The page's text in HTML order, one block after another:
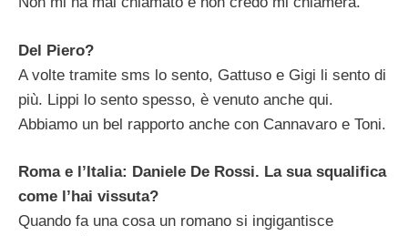
Del Piero?
A volte tramite sms lo sento, Gattuso e Gigi li sento di
più. Lippi lo sento spesso, è venuto anche qui.
Abbiamo un bel rapporto anche con Cannavaro e Toni.
Roma e l’Italia: Daniele De Rossi. La sua squalifica
come l’hai vissuta?
Quando fa una cosa un romano si ingigantisce